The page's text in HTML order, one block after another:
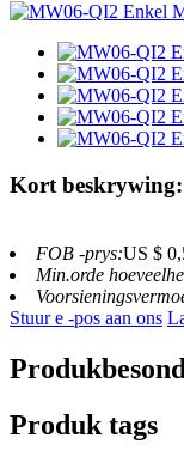
Kort beskrywing:
FOB -prys:US $
Min.orde
Stuur e -pos aan ons
Produk tags